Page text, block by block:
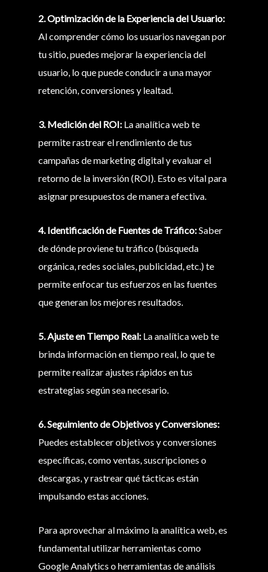
2. Optimización de la Experiencia del Usuario:
Al comprender cómo los usuarios navegan por
tu sitio, puedes mejorar la experiencia del
usuario, lo que puede conducir a una mayor
retención, conversiones y lealtad.
3. Medición del ROI: La analítica web te
permite rastrear el rendimiento de tus
campañas de marketing digital y evaluar el
retorno de la inversión (ROI). Esto es vital para
asignar presupuestos de manera efectiva.
4. Identificación de Fuentes de Tráfico:Saber
de dónde proviene tu tráfico (búsqueda
orgánica, redes sociales, publicidad, etc.) te
permite enfocar tus esfuerzos en las fuentes
que generan los mejores resultados.
5. Ajuste en Tiempo Real: La analítica web te
brinda información en tiempo real, lo que te
permite realizar ajustes rápidos en tus
estrategias según sea necesario.
6. Seguimiento de Objetivos y Conversiones:
Puedes establecer objetivos y conversiones
específicas, como ventas, suscripciones o
descargas, y rastrear qué tácticas están
impulsando estas acciones.
Para aprovechar al máximo la analítica web, es
fundamental utilizar herramientas como
Google Analytics o herramientas de análisis